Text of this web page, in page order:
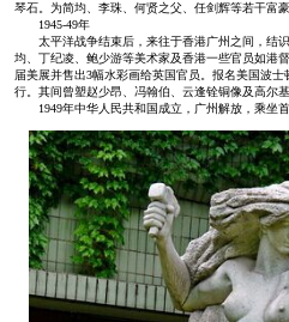
琴石。为简均、李珠、何贤之父、任剑辉等若干富
1945-49年
太平洋战争结束后，来往于香港广州之间，结
均、丁纪凌、鲍少游等美术家及香港一些官员如港
届美展并售出3幅水彩画给英国官员。报名美国波
行。其间曾塑赵少昂、冯翰伯、云逢铨铜像及高尔基
1949年中华人民共和国成立，广州解放，乘坐首